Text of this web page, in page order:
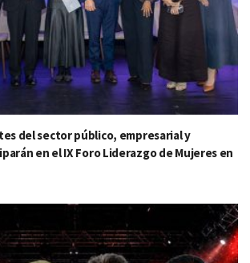
del sector público, empresarial y
en el IX Foro Liderazgo de Mujeres en